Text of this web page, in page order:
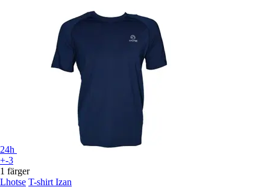
24h
+-3
1 färger
Lhotse T-shirt Izan